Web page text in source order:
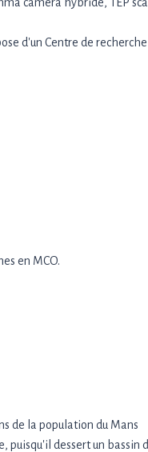
d'un Centre de recherche
en MCO.
de la population du Mans
dessert un bassin